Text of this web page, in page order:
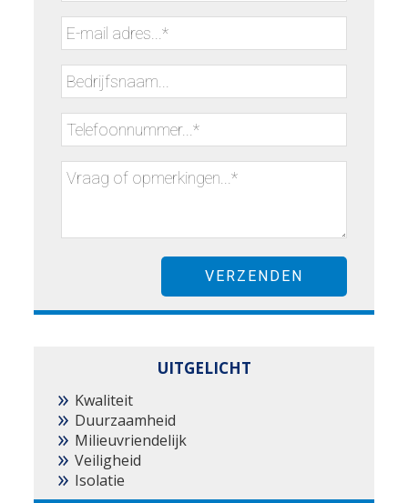
UITGELICHT
Kwaliteit
Duurzaamheid
Milieuvriendelijk
Veiligheid
Isolatie